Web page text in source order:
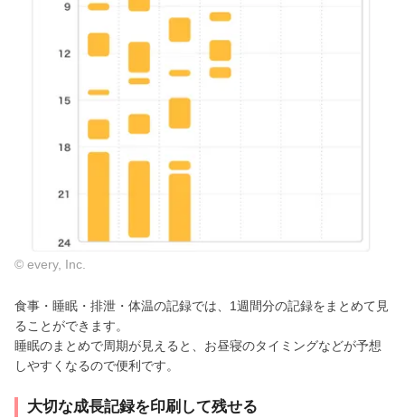
© every, Inc.
食事・睡眠・排泄・体温の記録では、1週間分の記録をまとめて見
ることができます。
睡眠のまとめで周期が見えると、お昼寝のタイミングなどが予想
しやすくなるので便利です。
大切な成長記録を印刷して残せる